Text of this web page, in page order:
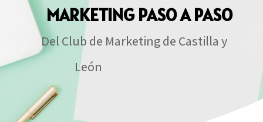
MARKETING PASO A PASO
Del Club de Marketing de Castilla y
León